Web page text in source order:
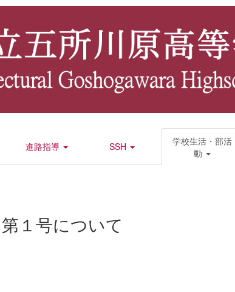
進路指導 SSH
学校生活・部活
動
１号について